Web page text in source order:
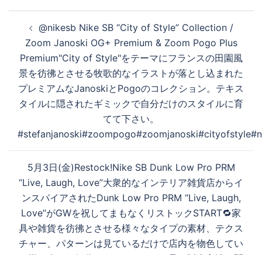
ナ
ビ
ゲ
ー
ョ
ン
@nikesb Nike SB “City of Style” Collection /
Zoom Janoski OG+ Premium & Zoom Pogo Plus
Premium"City of Style"をテーマにフランスの田園風
景を彷彿とさせる牧歌的なイラストが落とし込まれた
プレミアムなJanoskiとPogoのコレクション。テキス
タイルに隠されたギミックで自分だけのスタイルに育
てて下さい。
5月3日(金)Restock!Nike SB Dunk Low Pro PRM
“Live, Laugh, Love”大衆的なインテリア雑貨店からイ
ンスパイアされたDunk Low Pro PRM “Live, Laugh,
Love”がGWを祝してまもなくリストックSTART🔁家
具や雑貨を彷彿とさせる様々なタイプの素材、テクス
チャー、パターンは見ているだけで店内を物色してい